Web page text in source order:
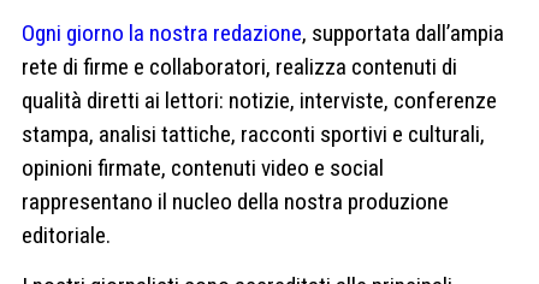
Ogni giorno la nostra redazione, supportata dall’ampia
rete di firme e collaboratori, realizza contenuti di
qualità diretti ai lettori: notizie, interviste, conferenze
stampa, analisi tattiche, racconti sportivi e culturali,
opinioni firmate, contenuti video e social
rappresentano il nucleo della nostra produzione
editoriale.